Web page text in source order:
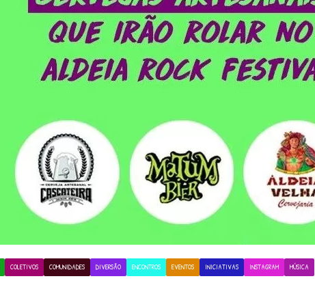
COLETIVOS COMUNIDADES DIVERSÃO ENCONTROS EVENTOS INICIATIVAS INSTAGRAM MÚSICA